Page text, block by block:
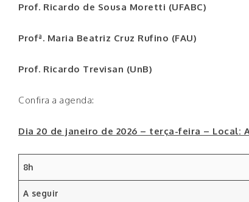
Prof. Ricardo de Sousa Moretti (UFABC)
Profª. Maria Beatriz Cruz Rufino (FAU)
Prof. Ricardo Trevisan (UnB)
Confira a agenda:
Dia 20 de janeiro de 2026 – terça-feira – Local:
8h
A seguir